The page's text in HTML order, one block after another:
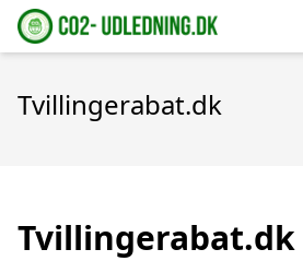
Tvillingerabat.dk
Tvillingerabat.dk